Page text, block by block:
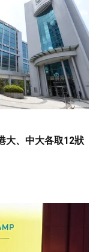
大、中大各取12狀